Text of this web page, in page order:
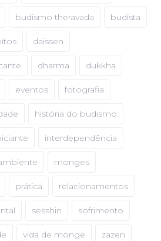
budismo theravada budista
daissen
dharma dukkha
eventos fotografia
história do budismo
interdependência
monges
prática relacionamentos
sesshin sofrimento
vida de monge zazen